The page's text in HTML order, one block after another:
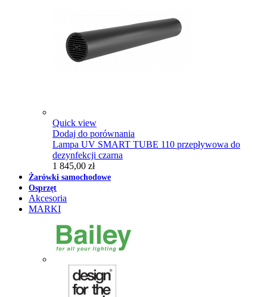
Quick view
Dodaj do porównania
Lampa UV SMART TUBE 110 przepływowa do
dezynfekcji czarna
1 845,00 zł
Żarówki samochodowe
Osprzęt
Akcesoria
MARKI